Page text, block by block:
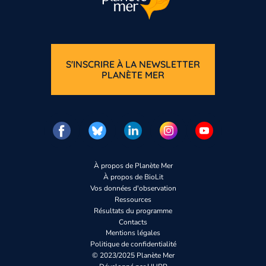
À propos de Planète Mer
À propos de BioLit
Vos données d'observation
Ressources
Résultats du programme
Contacts
Mentions légales
Politique de confidentialité
© 2023/2025 Planète Mer
S'INSCRIRE À LA NEWSLETTER
PLANÈTE MER
Vous n’êtes pas
Inscrivez-vous